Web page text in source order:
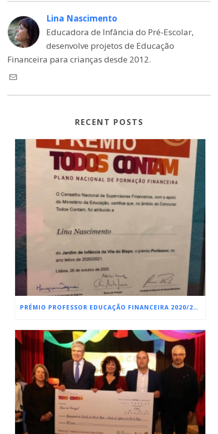
Lina Nascimento
Educadora de Infância do Pré-Escolar,
desenvolve projetos de Educação
Financeira para crianças desde 2012.
RECENT POSTS
PRÉMIO PROFESSOR EDUCAÇÃO FINANCEIRA 2020/2021